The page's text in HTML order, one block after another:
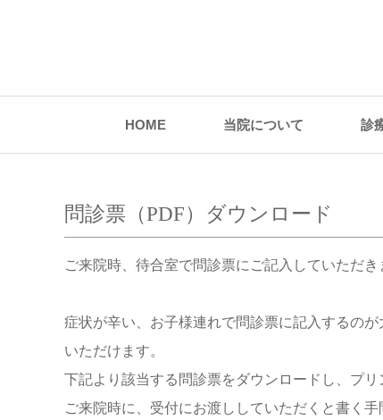
HOME 当院について 診
問診票（PDF）ダウンロード
ご来院時、待合室で問診票にご記入していただき
症状が辛い、お子様連れで問診票に記入するの
いただけます。
下記より該当する問診票をダウンロードし、プリ
ご来院時に、受付にお渡ししていただくと書く手